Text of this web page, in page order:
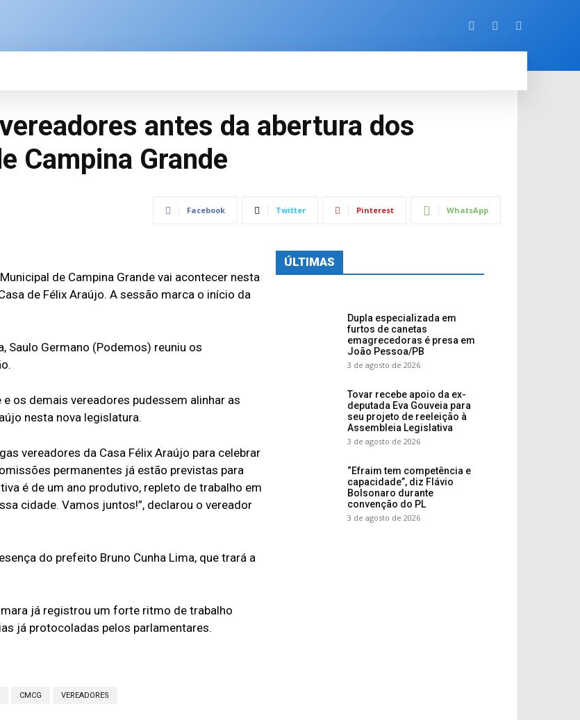
antes da abertura dos
Campina Grande
Facebook Twitter Pinterest WhatsApp
de Campina Grande vai acontecer nesta
de Félix Araújo. A sessão marca o início da
Saulo Germano (Podemos) reuniu os
os demais vereadores pudessem alinhar as
nesta nova legislatura.
vereadores da Casa Félix Araújo para celebrar
permanentes já estão previstas para
é de um ano produtivo, repleto de trabalho em
cidade. Vamos juntos!”, declarou o vereador
do prefeito Bruno Cunha Lima, que trará a
já registrou um forte ritmo de trabalho
já protocoladas pelos parlamentares.
CMCG VEREADORES
ÚLTIMAS
Dupla especializada em
furtos de canetas
emagrecedoras é presa em
João Pessoa/PB
3 de agosto de 2026
Tovar recebe apoio da ex-
deputada Eva Gouveia para
seu projeto de reeleição à
Assembleia Legislativa
3 de agosto de 2026
“Efraim tem competência e
capacidade”, diz Flávio
Bolsonaro durante
convenção do PL
3 de agosto de 2026